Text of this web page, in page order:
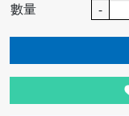
數量
-